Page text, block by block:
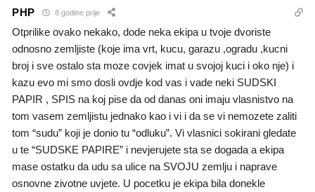
PHP 8 godine prije
Otprilike ovako nekako, dode neka ekipa u tvoje dvoriste
odnosno zemljiste (koje ima vrt, kucu, garazu ,ogradu ,kucni
broj i sve ostalo sta moze covjek imat u svojoj kuci i oko nje) i
kazu evo mi smo dosli ovdje kod vas i vade neki SUDSKI
PAPIR , SPIS na koj pise da od danas oni imaju vlasnistvo na
tom vasem zemljistu jednako kao i vi i da se vi nemozete zaliti
tom “sudu” koji je donio tu “odluku”. Vi vlasnici sokirani gledate
u te “SUDSKE PAPIRE” i nevjerujete sta se dogada a ekipa
mase ostatku da udu sa ulice na SVOJU zemlju i naprave
osnovne zivotne uvjete. U pocetku je ekipa bila donekle